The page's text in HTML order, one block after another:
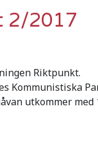
2/2017
Riktpunkt.
Kommunistiska
utkommer med